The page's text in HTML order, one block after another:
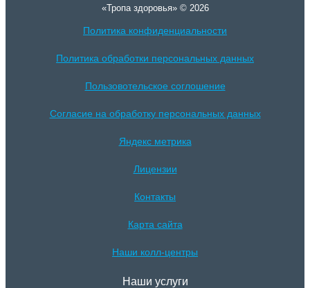
«Тропа здоровья» © 2026
Политика конфиденциальности
Политика обработки персональных данных
Пользовотельское соглошение
Согласие на обработку персональных данных
Яндекс метрика
Лицензии
Контакты
Карта сайта
Наши колл-центры
Наши услуги